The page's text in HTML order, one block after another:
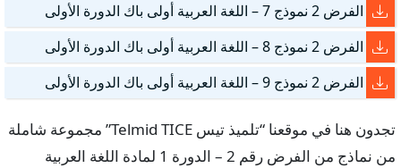
الفرض 2 نموذج 7 – اللغة العربية أولى باك الدورة الأولى
الفرض 2 نموذج 8 – اللغة العربية أولى باك الدورة الأولى
الفرض 2 نموذج 9 – اللغة العربية أولى باك الدورة الأولى
تجدون هنا في موقعنا “تلميذ تيس Telmid TICE” مجموعة شاملة
من نماذج من الفرض رقم 2 – الدورة 1 لمادة اللغة العربية